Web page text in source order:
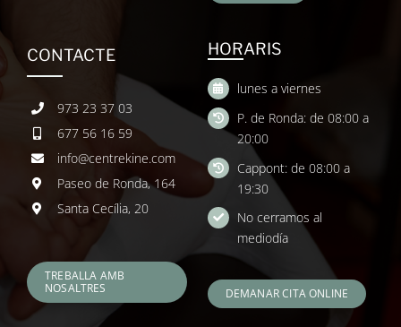
CONTACTE
973 23 37 03
677 56 16 59
info@centrekine.com
Paseo de Ronda, 164
Santa Cecília, 20
TREBALLA AMB
NOSALTRES
HORARIS
lunes a viernes
P. de Ronda: de 08:00 a
20:00
Cappont: de 08:00 a
19:30
No cerramos al
mediodía
DEMANAR CITA ONLINE